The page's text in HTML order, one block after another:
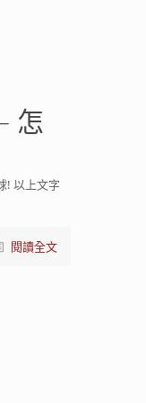
怎
! 以上文字
閱讀全文